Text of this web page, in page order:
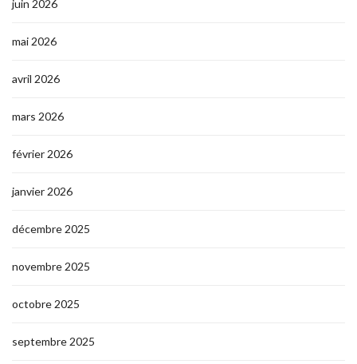
juin 2026
mai 2026
avril 2026
mars 2026
février 2026
janvier 2026
décembre 2025
novembre 2025
octobre 2025
septembre 2025